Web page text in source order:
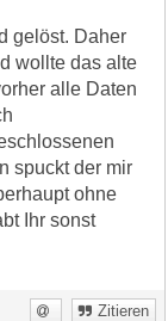
gelöst. Daher
wollte das alte
alle Daten
spuckt der mir
ohne
Ihr sonst
Zitieren